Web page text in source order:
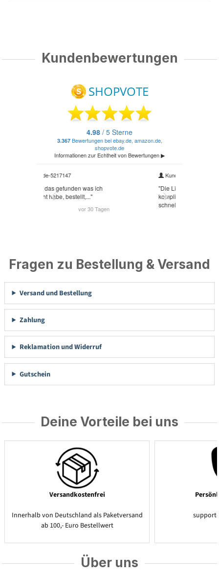
Kundenbewertungen
Fragen zu Bestellung & Versand
Versand und Bestellung
Zahlung
Reklamation und Widerruf
Gutschein
Deine Vorteile bei uns
Versandkostenfrei
Innerhalb von Deutschland als Paketversand
ab 100,- Euro Bestellwert
Über uns